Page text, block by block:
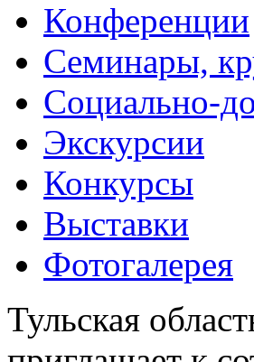
Конференции
Семинары,
Социально-
Экскурсии
Конкурсы
Выставки
Фотогалерея
Тульская